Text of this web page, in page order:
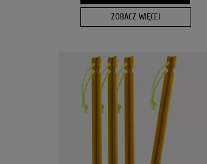
ZOBACZ WIĘCEJ